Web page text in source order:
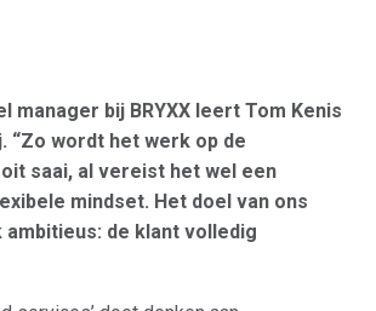
manager bij BRYXX leert Tom Kenis
“Zo wordt het werk op de
saai, al vereist het wel een
mindset. Het doel van ons
ambitieus: de klant volledig